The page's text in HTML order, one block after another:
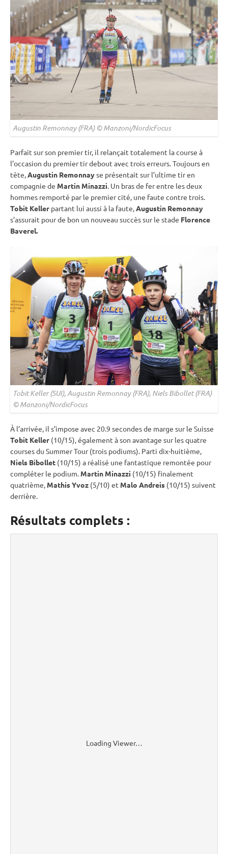
Augustin Remonnay (FRA) © Manzoni/NordicFocus
Parfait sur son premier tir, il relançait totalement la course à
l’occasion du premier tirdebout avec trois erreurs. Toujours en
tête,Augustin Remonnayse présentait sur l’ultime tir en
compagnie de Martin Minazzi. Un bras de fer entre les deux
hommes remporté par le premier cité, une faute contre trois.
Tobit Keller partant lui aussi à la faute,Augustin Remonnay
s’assurait pour de bon un nouveau succès sur le stade Florence
Baverel.
Tobit Keller (SUI), Augustin Remonnay (FRA), Niels Bibollet (FRA)
© Manzoni/NordicFocus
À l’arrivée, il s’impose avec 20.9 secondes de marge sur le Suisse
Tobit Keller (10/15), également à son avantage sur les quatre
courses du Summer Tour (trois podiums). Parti dix-huitième,
Niels Bibollet (10/15) a réalisé une fantastique remontée pour
compléter le podium. Martin Minazzi (10/15) finalement
quatrième, Mathis Yvoz (5/10) et Malo Andreis (10/15) suivent
derrière.
Résultats complets :
Loading Viewer…